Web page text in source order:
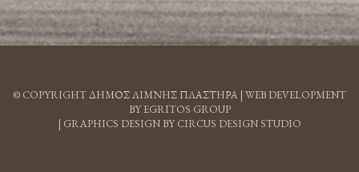
© COPYRIGHT ΔΗΜΟΣ ΛΙΜΝΗΣ ΠΛΑΣΤΗΡΑ | WEB DEVELOPMENT
BY EGRITOS GROUP
| GRAPHICS DESIGN BY CIRCUS DESIGN STUDIO